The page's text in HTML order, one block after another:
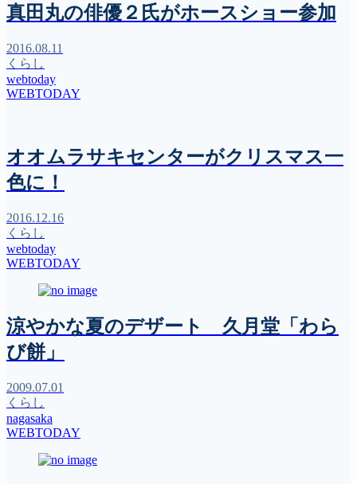
真田丸の俳優２氏がホースショー参加
2016.08.11
くらし
webtoday
WEBTODAY
オオムラサキセンターがクリスマス一
色に！
2016.12.16
くらし
webtoday
WEBTODAY
涼やかな夏のデザート 久月堂「わら
び餅」
2009.07.01
くらし
nagasaka
WEBTODAY